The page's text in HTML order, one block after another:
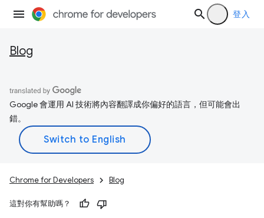
登入
Blog
Google 會運用 AI 技術將內容翻譯成你偏好的語言，但可能會出
錯。
Chrome for Developers Blog
這對你有幫助嗎？